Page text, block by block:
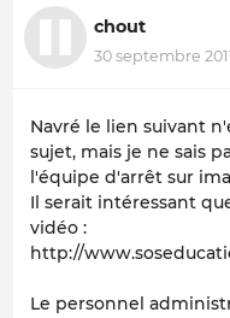
chout
30 septembre
Navré le lien suivant
sujet, mais je ne sais
l'équipe d'arrêt sur
Il serait intéressant
vidéo :
http://
Le personnel